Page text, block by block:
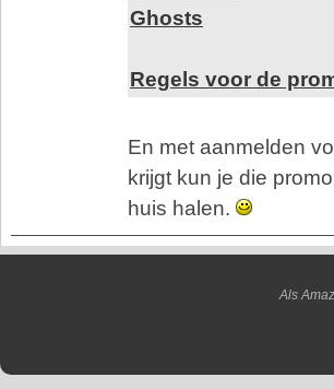
Ghosts
Regels voor de
En met aanmelden
krijgt kun je die
huis halen.
Als